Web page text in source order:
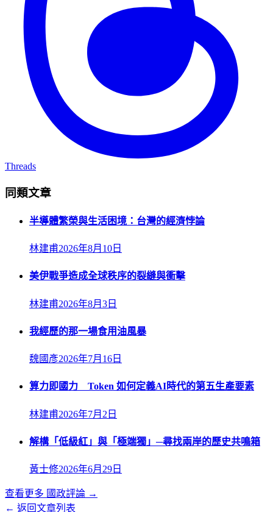
Threads
同類文章
半導體繁榮與生活困境：台灣的經濟悖論
林建甫2026年8月10日
美伊戰爭造成全球秩序的裂縫與衝擊
林建甫2026年8月3日
我經歷的那一場食用油風暴
魏國彥2026年7月16日
算力即國力 Token 如何定義AI時代的第五生產要素
林建甫2026年7月2日
解構「低級紅」與「極端獨」─尋找兩岸的歷史共鳴箱
黃士修2026年6月29日
查看更多 國政評論 →
← 返回文章列表